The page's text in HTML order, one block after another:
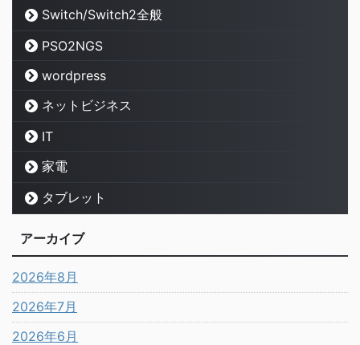
Switch/Switch2全般
PSO2NGS
wordpress
ネットビジネス
IT
家電
タブレット
アーカイブ
2026年8月
2026年7月
2026年6月